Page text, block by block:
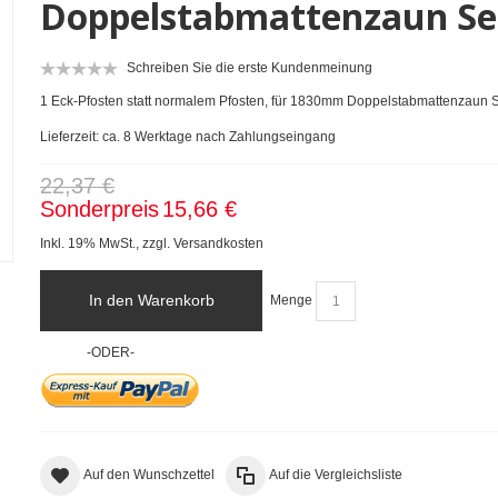
Doppelstabmattenzaun
Schreiben Sie die erste Kundenmeinung
1 Eck-Pfosten statt normalem Pfosten, für 1830mm Doppelstabmattenzaun
Lieferzeit: ca. 8 Werktage nach Zahlungseingang
22,37 €
Sonderpreis15,66 €
Inkl. 19% MwSt., zzgl. Versandkosten
Menge
In den Warenkorb
-ODER-
Auf den Wunschzettel Auf die Vergleichsliste